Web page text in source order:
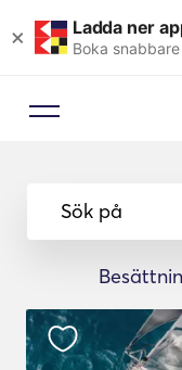
× Ladda ner
Boka
Sök på